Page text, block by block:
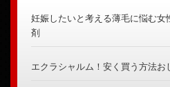
妊娠したいと考える薄毛に悩む女
剤
エクラシャルム！安く買う方法お